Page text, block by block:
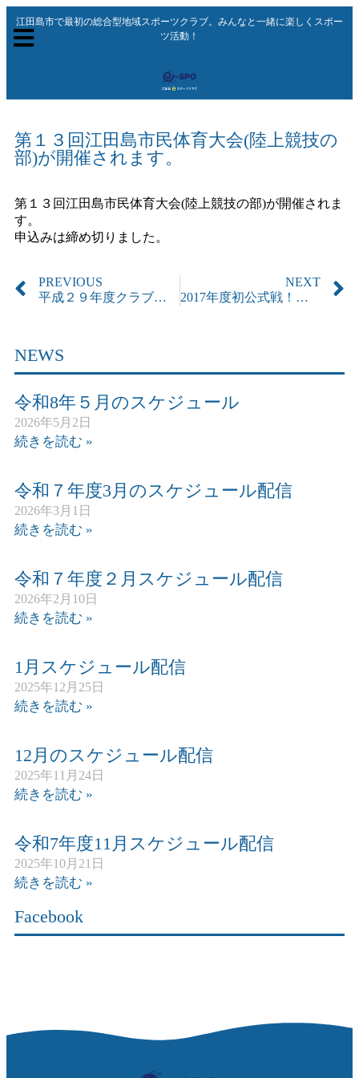
江田島市で最初の総合型地域スポーツクラブ。みんなと一緒に楽しくスポー
ツ活動！
第１３回江田島市民体育大会(陸上競技の
部)が開催されます。
第１３回江田島市民体育大会(陸上競技の部)が開催されま
す。
申込みは締め切りました。
PREVIOUS
平成２９年度クラブ会員募集！！
NEXT
2017年度初公式戦！中国カヌーレガッタ参加
NEWS
令和8年５月のスケジュール
2026年5月2日
続きを読む »
令和７年度3月のスケジュール配信
2026年3月1日
続きを読む »
令和７年度２月スケジュール配信
2026年2月10日
続きを読む »
1月スケジュール配信
2025年12月25日
続きを読む »
12月のスケジュール配信
2025年11月24日
続きを読む »
令和7年度11月スケジュール配信
2025年10月21日
続きを読む »
Facebook